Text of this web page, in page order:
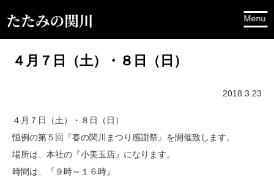
４月７日（土）・８日（日）
2018.3.23
４月７日（土）・８日（日）
恒例の第５回『春の関川まつり感謝祭』を開催致します。
場所は、本社の『小美玉店』になります。
時間は、『９時～１６時』